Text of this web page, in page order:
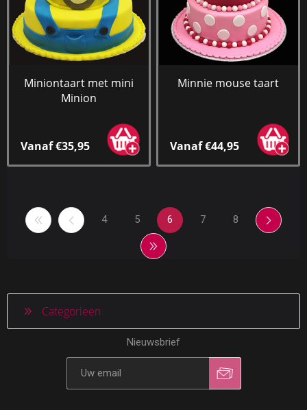
Miniontaart met mini
Minion
Vanaf €35,95
Minnie mouse taart
Vanaf €44,95
4 5 6 7 8
Categorieen
Nieuwsbrief